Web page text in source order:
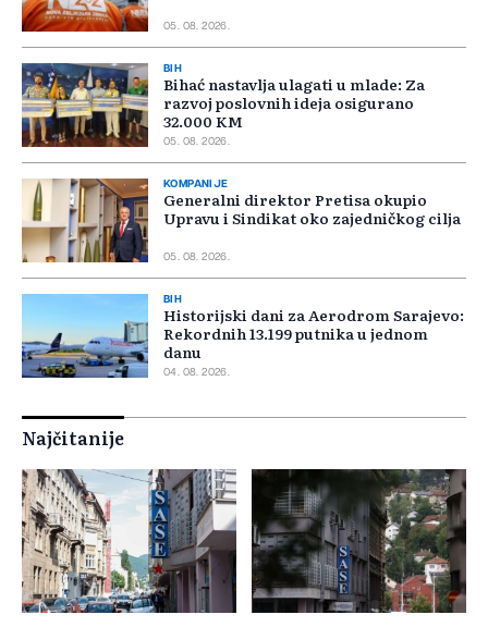
05. 08. 2026.
BIH
Bihać nastavlja ulagati u mlade: Za
razvoj poslovnih ideja osigurano
32.000 KM
05. 08. 2026.
KOMPANIJE
Generalni direktor Pretisa okupio
Upravu i Sindikat oko zajedničkog cilja
05. 08. 2026.
BIH
Historijski dani za Aerodrom Sarajevo:
Rekordnih 13.199 putnika u jednom
danu
04. 08. 2026.
Najčitanije